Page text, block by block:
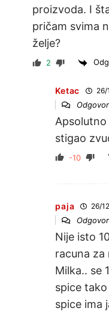
proizvoda. I
pričam svima
želje?
2
Ketac 26/
Apsolutno
stigao
-10
paja 26/
Nije isto
racuna za
Milka.. se
spice
spice ima